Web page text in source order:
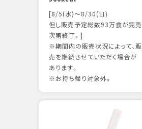
[8/5(水)～8/30(日)
但し販売予定総数93万食が完売
次第終了。]
※期間内の販売状況によって、販
売を継続させていただく場合が
あります。
※お持ち帰り対象外。